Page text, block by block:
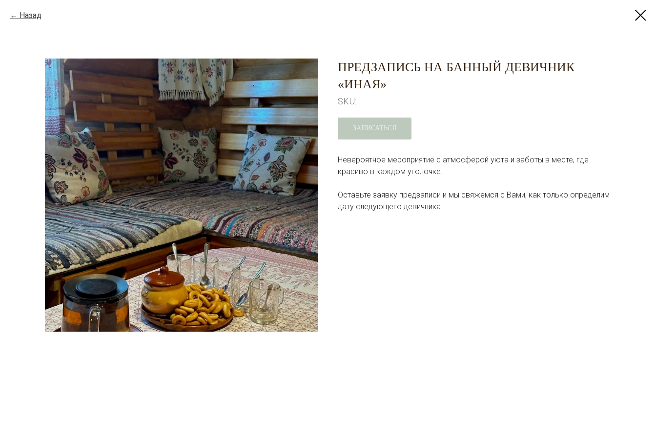
Назад
ПРЕДЗАПИСЬ НА БАННЫЙ ДЕВИЧНИК
«ИНАЯ»
SKU:
ЗАПИСАТЬСЯ
Невероятное мероприятие с атмосферой уюта и заботы в месте, где
красиво в каждом уголочке.
Оставьте заявку предзаписи и мы свяжемся с Вами, как только определим
дату следующего девичника.